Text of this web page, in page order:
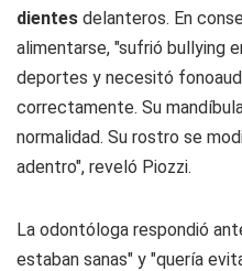
dientes delanteros. En
alimentarse, "sufrió bullying
deportes y necesitó
correctamente. Su
normalidad. Su rostro se
adentro", reveló Piozzi.
La odontóloga respondió
estaban sanas" y "quería